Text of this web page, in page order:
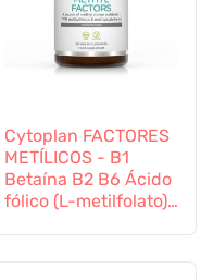
Cytoplan FACTORES
METÍLICOS - B1
Betaína B2 B6 Ácido
fólico (L-metilfolato)